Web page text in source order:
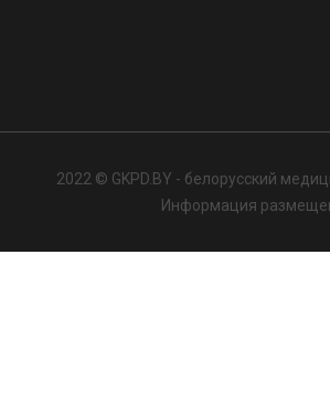
2022 © GKPD.BY - белорусский
Информация